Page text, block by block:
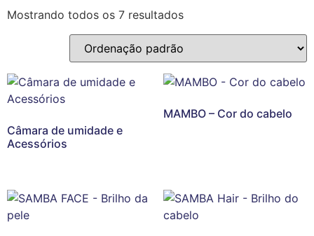
Mostrando todos os 7 resultados
Câmara de umidade e
Acessórios
MAMBO – Cor do cabelo